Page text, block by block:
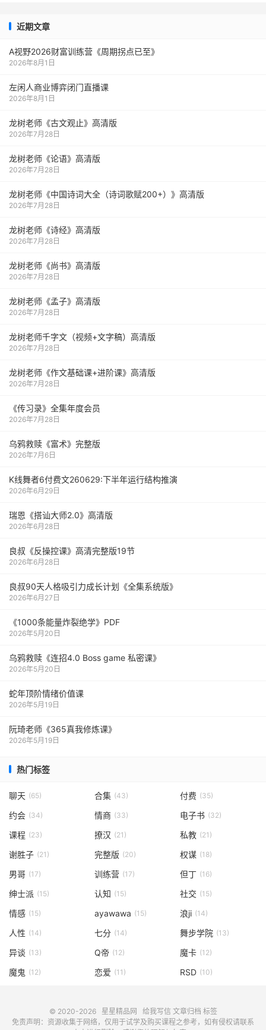
近期文章
A视野2026财富训练营《周期拐点已至》
2026年8月1日
左闲人商业博弈闭门直播课
2026年8月1日
龙树老师《古文观止》高清版
2026年7月28日
龙树老师《论语》高清版
2026年7月28日
龙树老师《中国诗词大全（诗词歌赋200+）》高清版
2026年7月28日
龙树老师《诗经》高清版
2026年7月28日
龙树老师《尚书》高清版
2026年7月28日
龙树老师《孟子》高清版
2026年7月28日
龙树老师千字文（视频+文字稿）高清版
2026年7月28日
龙树老师《作文基础课+进阶课》高清版
2026年7月28日
《传习录》全集年度会员
2026年7月28日
乌鸦救赎《富术》完整版
2026年7月6日
K线舞者6付费文260629:下半年运行结构推演
2026年6月29日
瑞恩《搭讪大师2.0》高清版
2026年6月28日
良叔《反操控课》高清完整版19节
2026年6月28日
良叔90天人格吸引力成长计划《全集系统版》
2026年6月27日
《1000‮能条‬‎量‮裂炸‬‎绝学》PDF
2026年5月20日
乌鸦救赎《连招4.0 Boss game 私密课》
2026年5月20日
蛇年顶阶情绪价值课
2026年5月19日
阮琦老师《365真我修炼课》
2026年5月19日
热门标签
聊天 (65) 合集 (43) 付费 (35)
约会 (34) 情商 (33) 电子书 (32)
课程 (23) 撩汉 (21) 私教 (21)
谢胜子 (21) 完整版 (20) 权谋 (18)
男哥 (17) 训练营 (17) 但丁 (16)
绅士派 (15) 认知 (15) 社交 (15)
情感 (15) ayawawa (15) 浪ji (14)
人性 (14) 七分 (14) 舞步学院 (13)
异谈 (13) Q帝 (12) 魔卡 (12)
魔鬼 (12) 恋爱 (11) RSD (10)
© 2020-2026 星星精品网 给我写信 文章归档 标签
免责声明：资源收集于网络，仅用于试学及购买课程之参考，如有侵权请联系